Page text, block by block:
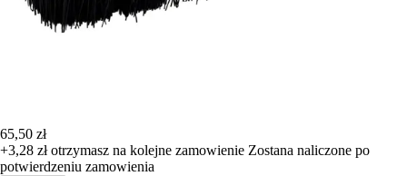
65,50 zł
+3,28 złotrzymasz na kolejne zamowienie Zostana naliczone po
potwierdzeniu zamowienia